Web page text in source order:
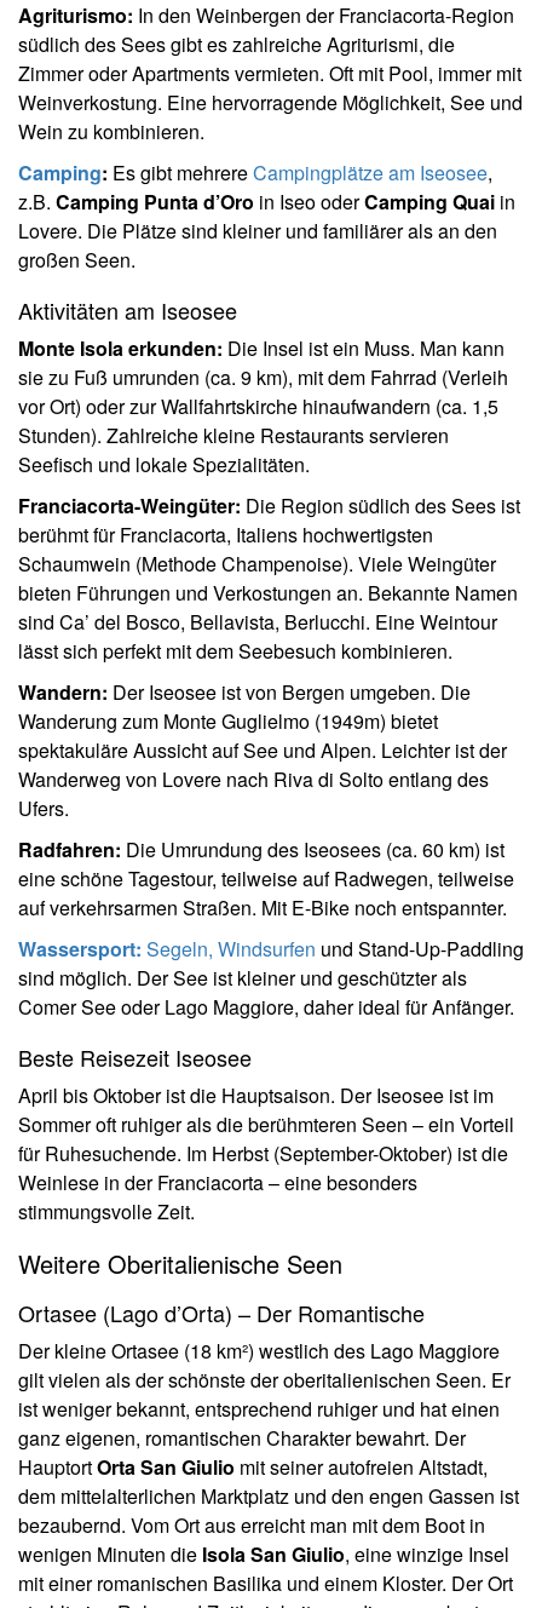
Agriturismo: In den Weinbergen der Franciacorta-Region
südlich des Sees gibt es zahlreiche Agriturismi, die
Zimmer oder Apartments vermieten. Oft mit Pool, immer mit
Weinverkostung. Eine hervorragende Möglichkeit, See und
Wein zu kombinieren.
Camping: Es gibt mehrereCampingplätze am Iseosee,
z.B. Camping Punta d’Oro in Iseo oderCamping Quai in
Lovere. Die Plätze sind kleiner und familiärer als an den
großen Seen.
Aktivitäten am Iseosee
Monte Isola erkunden: Die Insel ist ein Muss. Man kann
sie zu Fuß umrunden (ca. 9 km), mit dem Fahrrad (Verleih
vor Ort) oder zur Wallfahrtskirche hinaufwandern (ca. 1,5
Stunden). Zahlreiche kleine Restaurants servieren
Seefisch und lokale Spezialitäten.
Franciacorta-Weingüter: Die Region südlich des Sees ist
berühmt für Franciacorta, Italiens hochwertigsten
Schaumwein (Methode Champenoise). Viele Weingüter
bieten Führungen und Verkostungen an. Bekannte Namen
sind Ca’ del Bosco, Bellavista, Berlucchi. Eine Weintour
lässt sich perfekt mit dem Seebesuch kombinieren.
Wandern: Der Iseosee ist von Bergen umgeben. Die
Wanderung zum Monte Guglielmo (1949m) bietet
spektakuläre Aussicht auf See und Alpen. Leichter ist der
Wanderweg von Lovere nach Riva di Solto entlang des
Ufers.
Radfahren: Die Umrundung des Iseosees (ca. 60 km) ist
eine schöne Tagestour, teilweise auf Radwegen, teilweise
auf verkehrsarmen Straßen. Mit E-Bike noch entspannter.
Wassersport: Segeln, Windsurfen und Stand-Up-Paddling
sind möglich. Der See ist kleiner und geschützter als
Comer See oder Lago Maggiore, daher ideal für Anfänger.
Beste Reisezeit Iseosee
April bis Oktober ist die Hauptsaison. Der Iseosee ist im
Sommer oft ruhiger als die berühmteren Seen – ein Vorteil
für Ruhesuchende. Im Herbst (September-Oktober) ist die
Weinlese in der Franciacorta – eine besonders
stimmungsvolle Zeit.
Weitere Oberitalienische Seen
Ortasee (Lago d’Orta) – Der Romantische
Der kleine Ortasee (18 km²) westlich des Lago Maggiore
gilt vielen als der schönste der oberitalienischen Seen. Er
ist weniger bekannt, entsprechend ruhiger und hat einen
ganz eigenen, romantischen Charakter bewahrt. Der
HauptortOrta San Giulio mit seiner autofreien Altstadt,
dem mittelalterlichen Marktplatz und den engen Gassen ist
bezaubernd. Vom Ort aus erreicht man mit dem Boot in
wenigen Minuten die Isola San Giulio, eine winzige Insel
mit einer romanischen Basilika und einem Kloster. Der Ort